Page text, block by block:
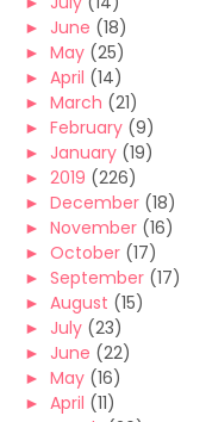
► June (18)
► May (25)
► April (14)
► March (21)
► February (9)
► January (19)
► 2019 (226)
► December (18)
► November (16)
► October (17)
► September (17)
► August (15)
► July (23)
► June (22)
► May (16)
► April (11)